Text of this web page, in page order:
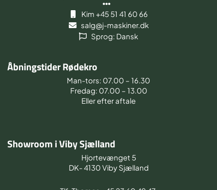
Kim +45 51 41 60 66
salg@j-maskiner.dk
Sprog: Dansk
Åbningstider Rødekro
Man-tors: 07.00 – 16.30
Fredag: 07.00 – 13.00
Eller efter aftale
Showroom i Viby Sjælland
Hjortevænget 5
DK- 4130 Viby Sjælland